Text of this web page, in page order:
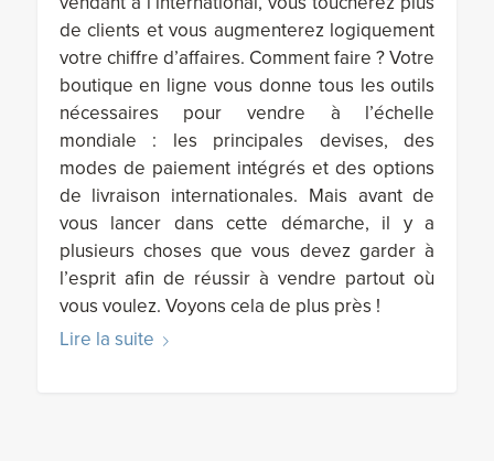
de clients et vous augmenterez logiquement
votre chiffre d’affaires. Comment faire ? Votre
boutique en ligne vous donne tous les outils
nécessaires pour vendre à l’échelle
mondiale : les principales devises, des
modes de paiement intégrés et des options
de livraison internationales. Mais avant de
vous lancer dans cette démarche, il y a
plusieurs choses que vous devez garder à
l’esprit afin de réussir à vendre partout où
vous voulez. Voyons cela de plus près !
Lire la suite